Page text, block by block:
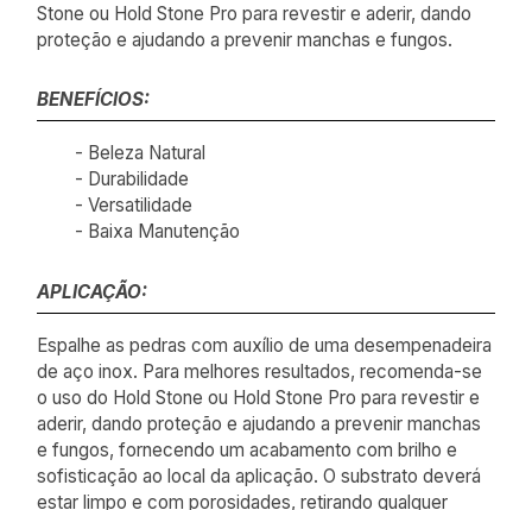
Stone ou Hold Stone Pro para revestir e aderir, dando
proteção e ajudando a prevenir manchas e fungos.
BENEFÍCIOS:
- Beleza Natural
- Durabilidade
- Versatilidade
- Baixa Manutenção
APLICAÇÃO:
Espalhe as pedras com auxílio de uma desempenadeira
de aço inox. Para melhores resultados, recomenda-se
o uso do Hold Stone ou Hold Stone Pro para revestir e
aderir, dando proteção e ajudando a prevenir manchas
e fungos, fornecendo um acabamento com brilho e
sofisticação ao local da aplicação. O substrato deverá
estar limpo e com porosidades, retirando qualquer